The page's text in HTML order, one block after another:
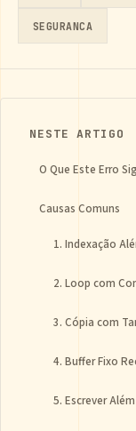
SEGURANCA
NESTE ARTIGO
O Que Este Erro
Causas Comuns
1. Indexação
2. Loop com
3. Cópia com
4. Buffer Fixo
5. Escrever